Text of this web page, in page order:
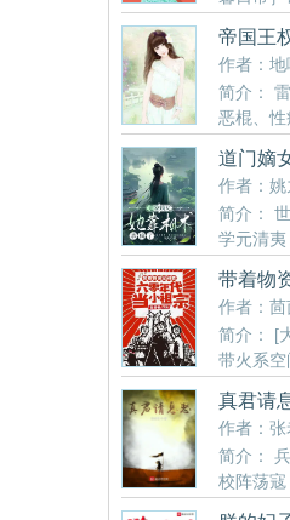
真正原因，自己要强
生归来，这保姆牌妻
困局，却偶得一方小
眼。干净利落的踢了
娶妻老大难，过起了
日子。
自己是一本年代后妈
了的，谁知没死反倒
她死后，她的双胞胎
彻底，最终下场凄惨
女儿变成恶毒女配，
家子凄惨。林
帝国王
作者：地
简介：
恶棍、
承人……而他马上就要
然退无可退，那就只
冲破死局。但真正的
败的官僚、僵化的教
运对雷文露出了它狰
星的知识和智慧、以
累财富、扩展领地、
机。从男爵，到子爵
国王！……许多年后，
荣耀兽人的可汗，血
主，生灵的庇护者，
君临】手握【无尽兵
说道：“许多人说我是
谋撺掇了王位。但这
就，来自于我骨子里
道门嫡
疯了
作者：姚
简介：
学元清
——煞星照命，活不过
却被鸠占鹊巢，以庶
相入世，断阴判阳，
司命局，搏一条通天
带着物
代当小
作者：茴
简介： [
带火系
王拉着同归于尽，一
男未婚夫：“我就算娶
白莲花：“你什么都不
人：“曹静静好吃懒做
霉！”后来人们发现，
顿吃肉。曹静静居然
真君请
作者：张
简介：
校阵荡
不修性命，寿不过百